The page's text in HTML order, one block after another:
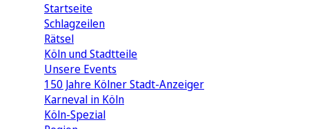
Startseite
Schlagzeilen
Rätsel
Köln und Stadtteile
Unsere Events
150 Jahre Kölner Stadt-Anzeiger
Karneval in Köln
Köln-Spezial